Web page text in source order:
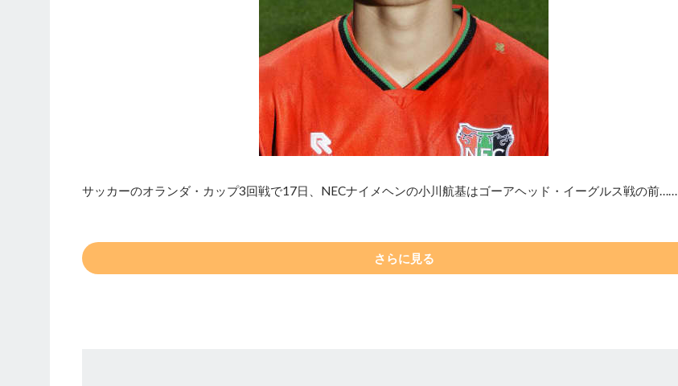
サッカーのオランダ・カップ3回戦で17日、NECナイメヘンの小川航基はゴーアヘッド・イーグルス戦の前……
さらに見る